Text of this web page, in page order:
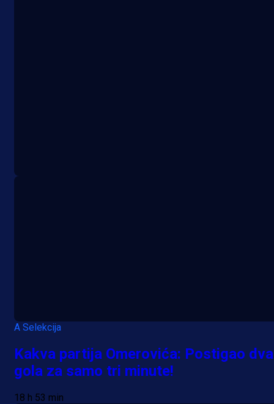
A Selekcija
Kakva partija Omerovića: Postigao dva
gola za samo tri minute!
18 h 53 min